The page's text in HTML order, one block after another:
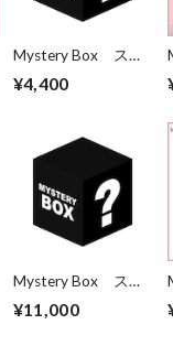
Mystery Box ステ
ッカー3枚パック
¥4,400
Mystery Box ステ
¥11,000